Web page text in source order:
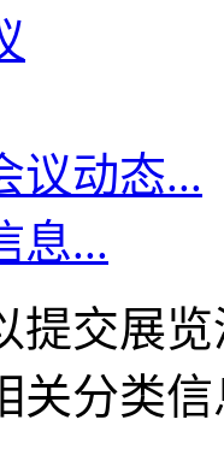
议动态...
息...
提交展
关分类